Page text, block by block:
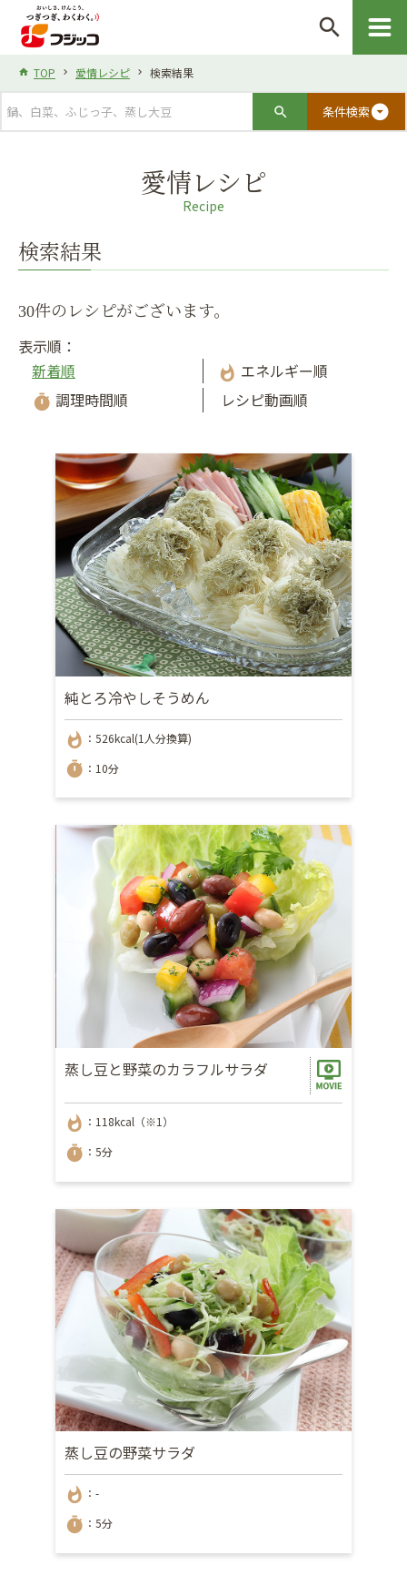
search
TOP 愛情レシピ 検索結果
条件検索arrow_drop_down_circle
愛情レシピ
Recipe
検索結果
30件のレシピがございます。
表示順：
新着順
whatshot エネルギー順
timer 調理時間順 レシピ動画順
純とろ冷やしそうめん
whatshot ：526kcal(1人分換算)
timer ：10分
蒸し豆と野菜のカラフルサラダ
whatshot ：118kcal（※1）
timer ：5分
蒸し豆の野菜サラダ
whatshot ：-
timer ：5分